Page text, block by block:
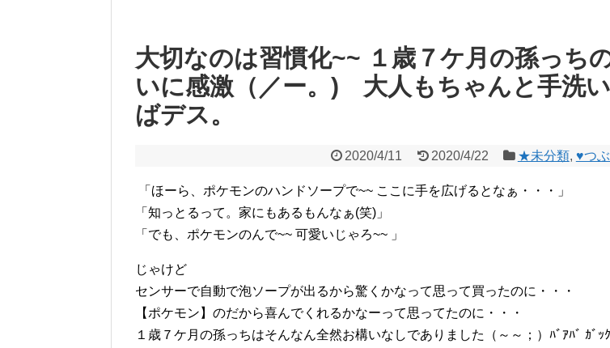
大切なのは習慣化~~ １歳７ケ月の孫っち
いに感激（／ー。) 大人もちゃんと手洗
ばデス。
2020/4/11 2020/4/22 ★未分類, ♥つ
「ほーら、ポケモンのハンドソープで~~ ここに手を広げるとなぁ・・・」
「知っとるって。家にもあるもんなぁ(笑)」
「でも、ポケモンのんで~~ 可愛いじゃろ~~ 」
じゃけど
センサーで自動で泡ソープが出るから驚くかなって思って買ったのに・・・
【ポケモン】のだから喜んでくれるかなーって思ってたのに・・・
１歳７ケ月の孫っちはそんなん全然お構いなしでありました（～～；）ﾊﾞｱﾊﾞ ｶﾞｯ